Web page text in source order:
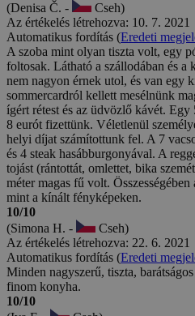
(Denisa Č. -
Cseh)
Az értékelés létrehozva: 10. 7. 2021
Automatikus fordítás (Eredeti
A szoba mint olyan tiszta volt, egy
foltosak. Látható a szállodában és
nem nagyon érnek utol, és van egy
sommercardról kellett mesélnünk
ígért rétest és az üdvözlő kávét.
8 eurót fizettünk. Véletlenül
helyi díjat számítottunk fel. A 7
és 4 steak hasábburgonyával. A
tojást (rántottát, omlettet, bika
méter magas fű volt.
mint a kínált fényképeken.
10/10
(Simona H. -
Cseh)
Az értékelés létrehozva: 22. 6. 2021
Automatikus fordítás (Eredeti
Minden nagyszerű, tiszta,
finom konyha.
10/10